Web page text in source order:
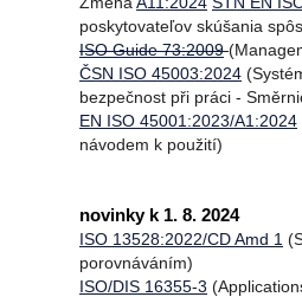
poskytovateľov skúšania
ISO Guide 73:2009
ČSN ISO 45003:2024
bezpečnost při práci -
EN ISO 45001:2023/A1:2024
návodem k použití)
novinky k 1. 8. 2024
ISO 13528:2022/CD Amd 1
porovnáváním)
ISO/DIS 16355-3